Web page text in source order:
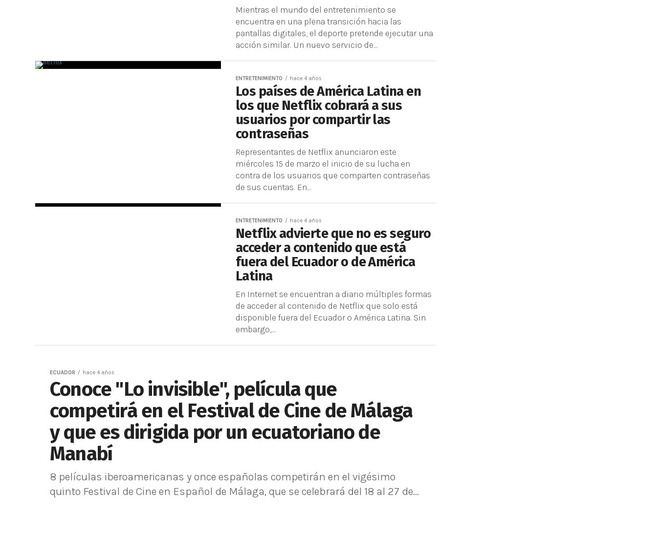
Mientras el mundo del entretenimiento se
encuentra en una plena transición hacia las
pantallas digitales, el deporte pretende ejecutar una
acción similar. Un nuevo servicio de...
ENTRETENIMIENTO hace 4 años
Los países de América Latina en
los que Netflix cobrará a sus
usuarios por compartir las
contraseñas
Representantes de Netflix anunciaron este
miércoles 15 de marzo el inicio de su lucha en
contra de los usuarios que comparten contraseñas
de sus cuentas. En...
ENTRETENIMIENTO hace 4 años
Netflix advierte que no es seguro
acceder a contenido que está
fuera del Ecuador o de América
Latina
En Internet se encuentran a diario múltiples formas
de acceder al contenido de Netflix que solo está
disponible fuera del Ecuador o América Latina. Sin
embargo,...
ECUADOR hace 4 años
Conoce "Lo invisible", película que
competirá en el Festival de Cine de Málaga
y que es dirigida por un ecuatoriano de
Manabí
8 películas iberoamericanas y once españolas competirán en el vigésimo
quinto Festival de Cine en Español de Málaga, que se celebrará del 18 al 27 de...